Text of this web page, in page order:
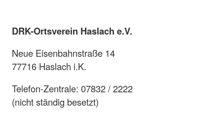
DRK-Ortsverein Haslach e.V.
Neue Eisenbahnstraße 14
77716 Haslach i.K.
Telefon-Zentrale: 07832 / 2222
(nicht ständig besetzt)